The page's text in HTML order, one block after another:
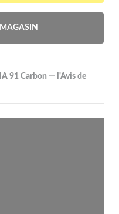
91 Carbon — l'Avis de